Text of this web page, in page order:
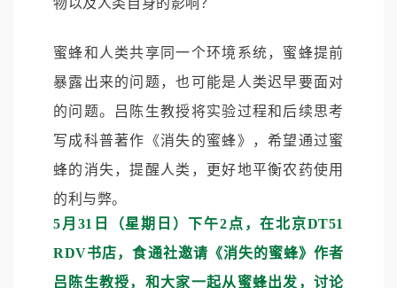
蜜蜂和人类共享同一个环境系统，蜜蜂提前
暴露出来的问题，也可能是人类迟早要面对
的问题。吕陈生教授将实验过程和后续思考
写成科普著作《消失的蜜蜂》，希望通过蜜
蜂的消失，提醒人类，更好地平衡农药使用
的利与弊。
5月31日（星期日）下午2点，在北京DT51
RDV书店，食通社邀请《消失的蜜蜂》作者
吕陈生教授，和大家一起从蜜蜂出发，讨论